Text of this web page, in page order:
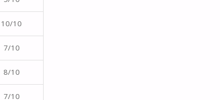
10/10
7/10
8/10
7/10